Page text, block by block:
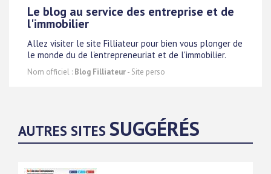
Le blog au service des entreprise et de
l'immobilier
Allez visiter le site Filliateur pour bien vous plonger de
le monde du de l'entrepreneuriat et de l'immobilier.
Nom officiel : Blog Filliateur- Site perso
AUTRES SITES SUGGÉRÉS